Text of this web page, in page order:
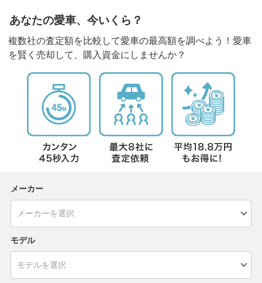
あなたの愛車、今いくら？
複数社の査定額を比較して愛車の最高額を調べよう！愛車
を賢く売却して、購入資金にしませんか？
メーカー
モデル